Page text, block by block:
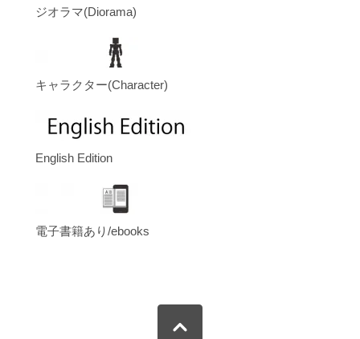
ジオラマ(Diorama)
キャラクター(Character)
English Edition
電子書籍あり/ebooks